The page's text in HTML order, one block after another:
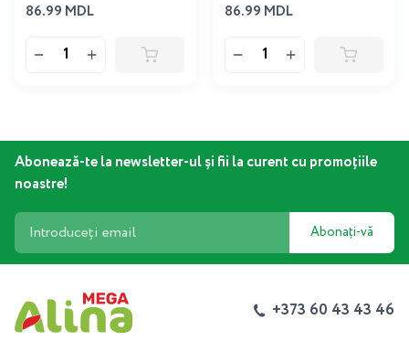
86.99 MDL 86.99 MDL
Abonează-te la newsletter-ul și fii la curent cu promoțiile
noastre!
Abonați-vă
+373 60 43 43 46